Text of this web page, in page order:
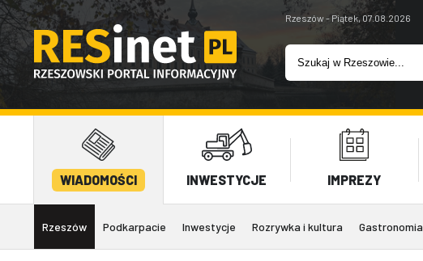
Rzeszów - Piątek, 07.08.2026
WIADOMOŚCI INWESTYCJE IMPREZY
Rzeszów Podkarpacie Inwestycje Rozrywka i kultura Gastronomia